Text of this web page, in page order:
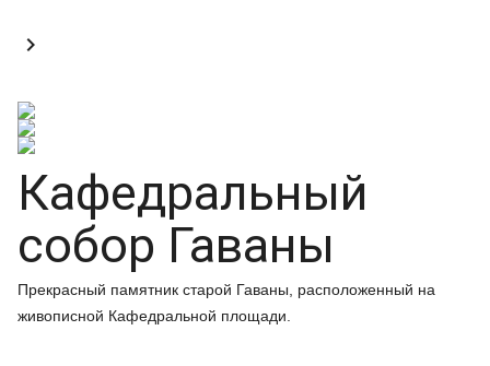

Кафедральный
собор Гаваны
Прекрасный памятник старой Гаваны, расположенный на
живописной Кафедральной площади.